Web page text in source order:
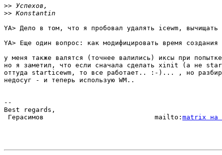
>>
>>
YA> Дело в том, что я пробовал удалять icewm,
YA> Еще один вопрос: как модифицировать время создания
у меня также валятся (точнее валились) иксы при
но я заметил, что если сначала сделать xinit (а не
оттуда starticewm, то все работает.. :-)... , но
недосуг - и теперь использую WM..
--
Best regards,
Герасимов                            mailto: matrix